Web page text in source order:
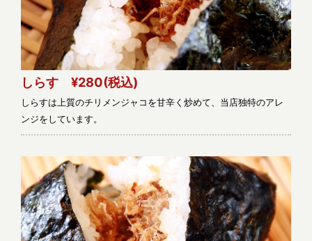
しらす ¥280(税込)
しらすは上質のチリメンジャコを甘辛く炒めて、当店独特のアレ
ンジをしています。